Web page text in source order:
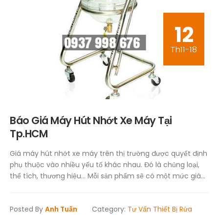
12
Th11-18
Báo Giá Máy Hút Nhớt Xe Máy Tại
Tp.HCM
Giá máy hút nhớt xe máy trên thị trường được quyết định
phụ thuộc vào nhiều yếu tố khác nhau. Đó là chủng loại,
thể tích, thương hiệu… Mỗi sản phẩm sẽ có một mức giá...
Posted By Anh Tuấn Category: Tư Vấn Thiết Bị Rửa